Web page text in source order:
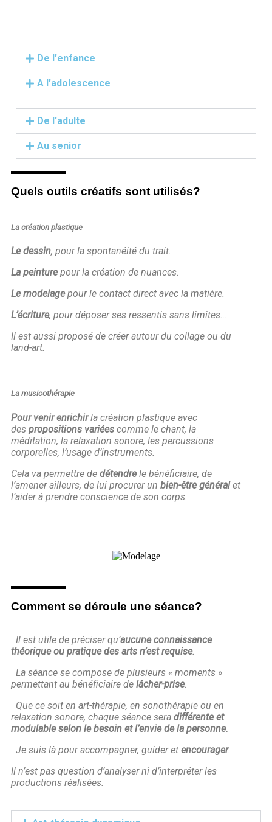
De l'enfance
A l'adolescence
De l'adulte
Au senior
Quels outils créatifs sont utilisés?
La création plastique
Le dessin, pour la spontanéité du trait.
La peinturepour la création de nuances.
Le modelagepour le contact direct avec la matière.
L’écriture, pour déposer ses ressentis sans limites…
Il est aussi proposé de créer autour du collage ou du
land-art.
La musicothérapie
Pour venir enrichirla création plastique avec
des propositions variées comme le chant, la
méditation, la relaxation sonore, les percussions
corporelles, l’usage d’instruments.
Cela va permettre de détendrele bénéficiaire, de
l’amener ailleurs, de lui procurer un bien-être généralet
l’aider à prendre conscience de son corps.
Comment se déroule une séance?
Il est utile de préciser qu’aucune connaissance
théorique ou pratique des arts n’est requise.
La séance se compose de plusieurs « moments »
permettant au bénéficiaire de lâcher-prise.
Que ce soit en art-thérapie, en sonothérapie ou en
relaxation sonore, chaque séance sera différente et
modulable selon le besoin et l’envie de la personne.
Je suis là pour accompagner, guider et encourager.
Il n’est pas question d’analyser ni d’interpréter les
productions réalisées.